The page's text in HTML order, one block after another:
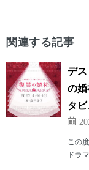
関連する記事
デ
の
タ
この
ドラ